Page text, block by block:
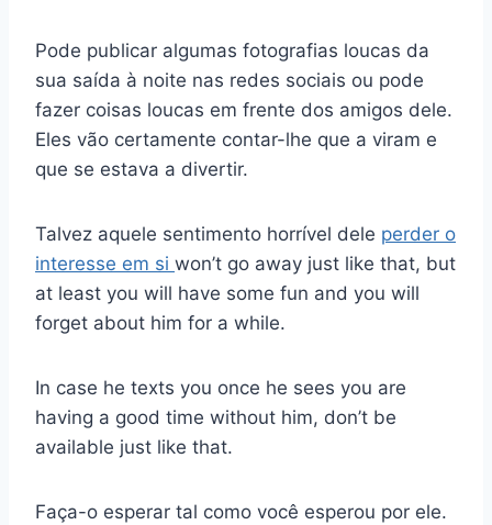
Pode publicar algumas fotografias loucas da
sua saída à noite nas redes sociais ou pode
fazer coisas loucas em frente dos amigos dele.
Eles vão certamente contar-lhe que a viram e
que se estava a divertir.
Talvez aquele sentimento horrível dele perder o
interesse em si won’t go away just like that, but
at least you will have some fun and you will
forget about him for a while.
In case he texts you once he sees you are
having a good time without him, don’t be
available just like that.
Faça-o esperar tal como você esperou por ele.